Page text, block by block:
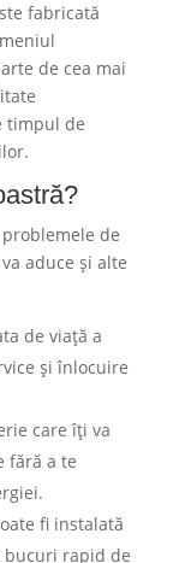
fabricată
de cea mai
timpul de
de
aduce și alte
de viață a
și înlocuire
care îți va
fără a te
fi instalată
rapid de